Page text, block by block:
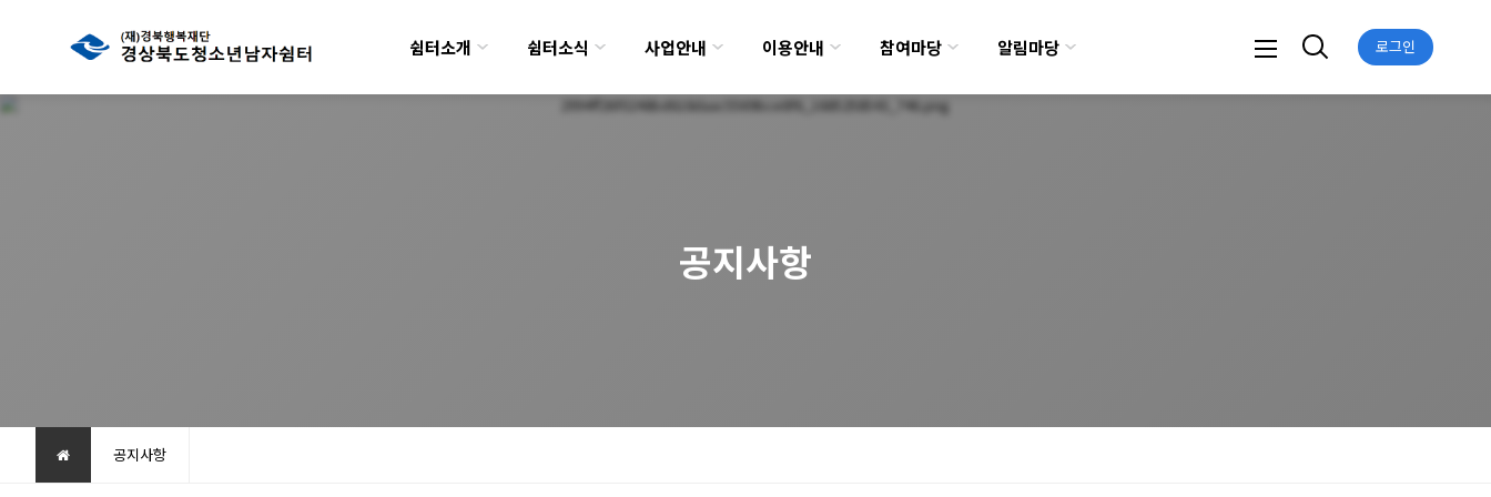
로그인
쉼터소개 쉼터소식 사업안내 이용안내 참여마당 알림마당
공지사항
공지사항